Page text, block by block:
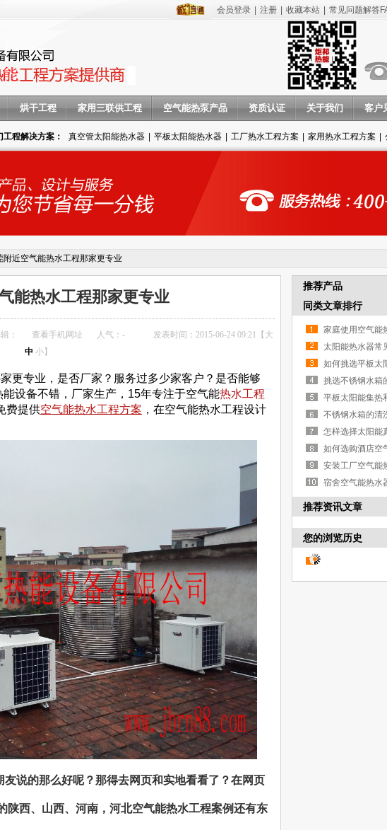
会员登录 注册 收藏本站 常见问题解答
烘干工程 家用三联供工程 空气能热泵产品 资质认证 关于我们 客户
工程解决方案： 真空管太阳能热水器 平板太阳能热水器 工厂热水工程方案 家用热水工程方案
附近空气能热水工程那家更专业
能热水工程那家更专业
： 查看手机网址 人气： - 发表时间：2015-06-24 09:21【 大
中 小】
更专业，是否厂家？服务过多少家客户？是否能够
设备不错，厂家生产，15年专注于空气能热水工程
费提供空气能热水工程方案 ，在空气能热水工程设计
友说的那么好呢？那得去网页和实地看看了？在网页
陕西、山西、河南，河北空气能热水工程案例还有东
推荐产品
同类文章排行
家庭使用空气能
如何挑选平板太
挑选不锈钢水箱
怎样选择太阳能
如何选购酒店空
推荐资讯文章
您的浏览历史